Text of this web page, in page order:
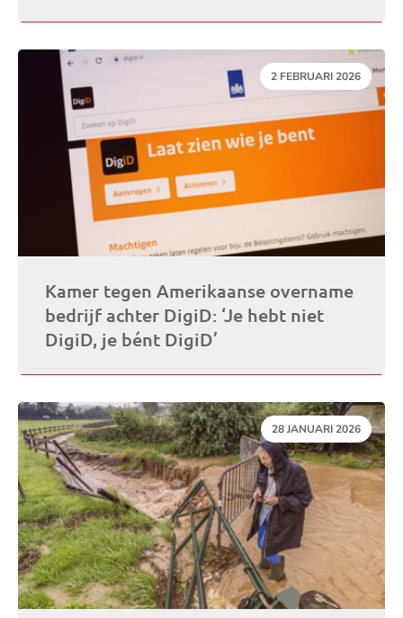
DATUM:
2 FEBRUARI 2026
Kamer tegen Amerikaanse overname
bedrijf achter DigiD: ‘Je hebt niet
DigiD, je bént DigiD’
DATUM:
28 JANUARI 2026